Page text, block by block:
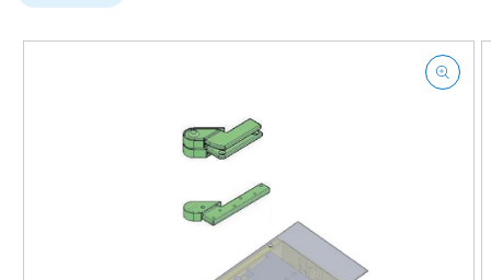
商品情報